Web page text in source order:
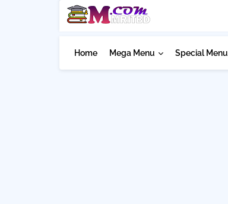
Home Mega Menu Special Menu